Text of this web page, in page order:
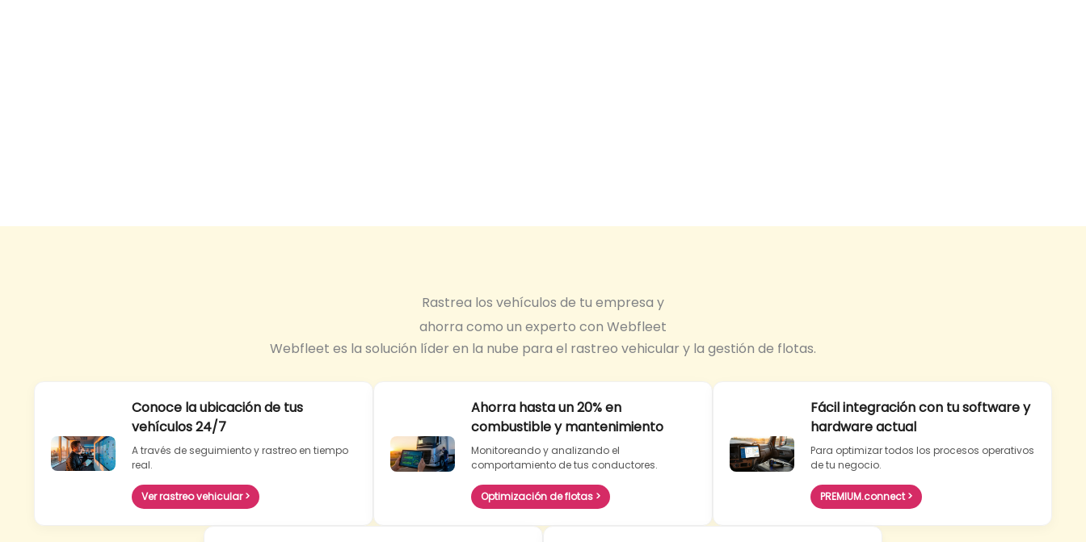
Rastrea los vehículos de tu empresa y
ahorra como un experto con Webfleet
Webfleet es la solución líder en la nube para el rastreo vehicular y la gestión de flotas.
Conoce la ubicación de tus
vehículos 24/7
A través de seguimiento y rastreo en tiempo
real.
Ver rastreo vehicular >
Ahorra hasta un 20% en
combustible y mantenimiento
Monitoreando y analizando el
comportamiento de tus conductores.
Optimización de flotas >
Fácil integración con tu software y
hardware actual
Para optimizar todos los procesos operativos
de tu negocio.
PREMIUM.connect >